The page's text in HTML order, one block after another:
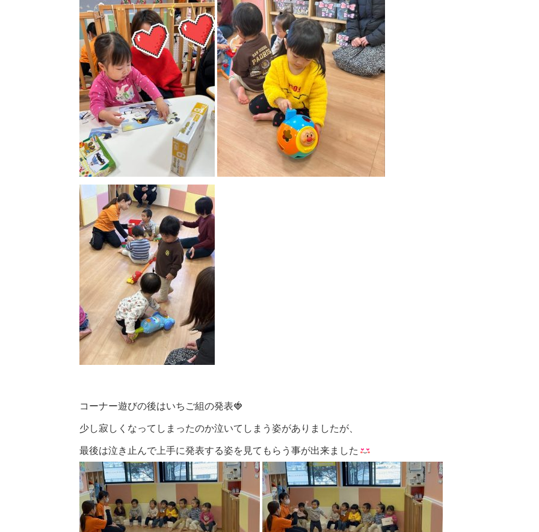
コーナー遊びの後はいちご組の発表🍓
少し寂しくなってしまったのか泣いてしまう姿がありましたが、
最後は泣き止んで上手に発表する姿を見てもらう事が出来ました